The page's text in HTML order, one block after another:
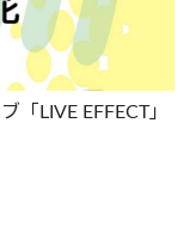
「LIVE EFFECT」